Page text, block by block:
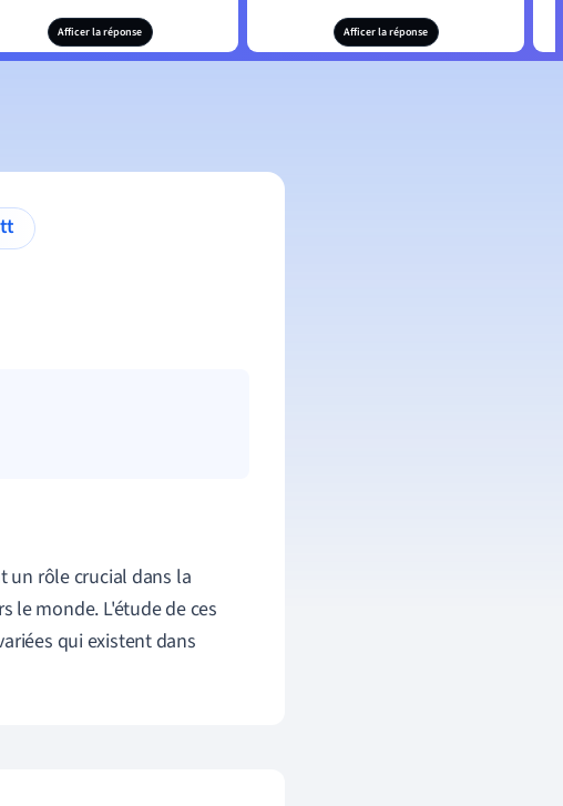
Afficer la réponse Afficer la réponse
un rôle crucial dans la
le monde. L'étude de ces
qui existent dans